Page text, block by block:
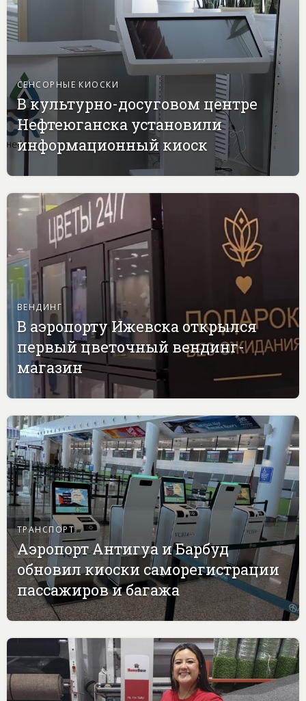
СЕНСОРНЫЕ КИОСКИ
В культурно-досуговом центре
Нефтеюганска установили
информационный киоск
ВЕНДИНГ
В аэропорту Ижевска открылся
первый цветочный вендинг-
магазин
ТРАНСПОРТ
Аэропорт Антигуа и Барбуд
обновил киоски саморегистрации
пассажиров и багажа